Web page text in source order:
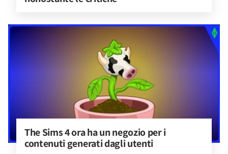
The Sims 4 ora ha un negozio per i
contenuti generati dagli utenti